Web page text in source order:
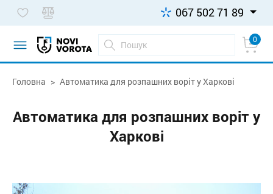
067 502 71 89
0
Головна Автоматика для розпашних воріт у Харкові
Автоматика для розпашних воріт у
Харкові